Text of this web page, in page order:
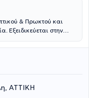
& Πρωκτού και
Εξειδικεύεται στην
Επιπλέον εξειδίκευση
εμπειρία στην
της
παθήσεων του πεπτικού
Τέλος,
ΑΤΤΙΚΗ